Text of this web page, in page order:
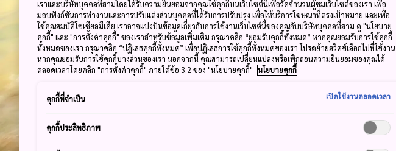
เราและบริษัทบุคคลที่สามโดยได้รับความยินยอมจากคุณใช้คุกกี้บนเว็บไซต์นี้เพื่อวัดจำนวนผู้ชมเว็บไซต์ของเรา เพื่อ
มอบฟังก์ชันการทำงานและการปรับแต่งส่วนบุคคลที่ได้รับการปรับปรุง เพื่อให้บริการโฆษณาที่ตรงเป้าหมาย และเพื่อ
ใช้คุณสมบัติโซเชียลมีเดีย เราอาจแบ่งปันข้อมูลเกี่ยวกับการใช้งานเว็บไซต์นี้ของคุณกับบริษัทบุคคลที่สาม ดู "นโยบาย
คุกกี้" และ "การตั้งค่าคุกกี้" ของเราสำหรับข้อมูลเพิ่มเติม กรุณาคลิก “ยอมรับคุกกี้ทั้งหมด” หากคุณยอมรับการใช้คุกกี้
ทั้งหมดของเรา กรุณาคลิก “ปฏิเสธคุกกี้ทั้งหมด” เพื่อปฏิเสธการใช้คุกกี้ทั้งหมดของเรา โปรดย้ายสวิตช์เลือกไปที่ใช้งาน
หากคุณยอมรับการใช้คุกกี้บางส่วนของเรา นอกจากนี้ คุณสามารถเปลี่ยนแปลงหรือเพิกถอนความยินยอมของคุณได้
ตลอดเวลาโดยคลิก "การตั้งค่าคุกกี้" ภายใต้ข้อ 3.2 ของ "นโยบายคุกกี้" นโยบายคุกกี้
คุกกี้ที่จำเป็น เปิดใช้งานตลอดเวลา
คุกกี้ประสิทธิภาพ